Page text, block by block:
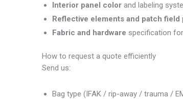
Interior panel color and labeling
Reflective elements and patch field
Fabric and hardware specification
How to request a quote efficiently
Send us:
Bag type (IFAK / rip-away / trauma /